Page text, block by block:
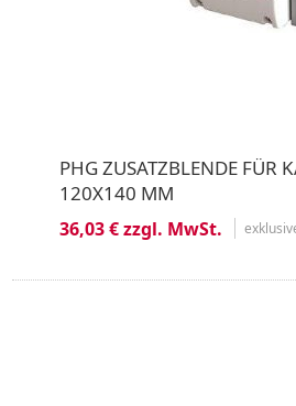
PHG ZUSATZBLENDE FÜR
120X140 MM
36,03 € zzgl. MwSt.